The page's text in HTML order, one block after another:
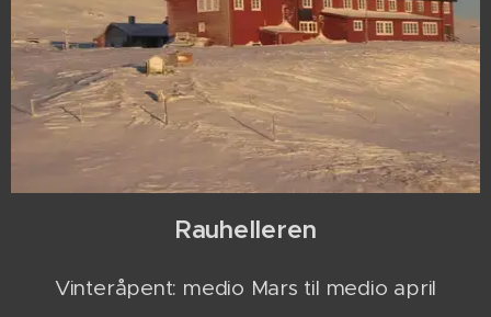
Rauhelleren
Vinteråpent: medio Mars til medio april